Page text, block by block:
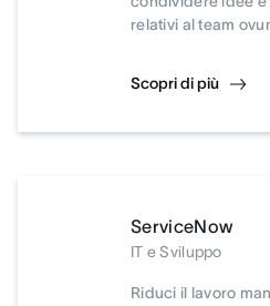
relativi al team
Scopri di più
ServiceNow
IT e Sviluppo
Riduci il lavoro